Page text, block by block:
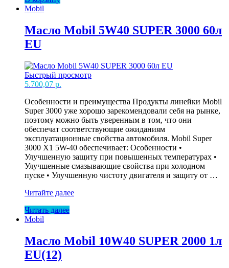
SUPER
1л
(208л)
EU
Mobil
Масло Mobil 5W40 SUPER 3000 60л
EU
Быстрый просмотр
5.700,07 р.
Особенности и преимущества Продукты линейки Mobil
Super 3000 уже хорошо зарекомендовали себя на рынке,
поэтому можно быть уверенным в том, что они
обеспечат соответствующие ожиданиям
эксплуатационные свойства автомобиля. Mobil Super
3000 X1 5W-40 обеспечивает: Особенности •
Улучшенную защиту при повышенных температурах •
Улучшенные смазывающие свойства при холодном
пуске • Улучшенную чистоту двигателя и защиту от …
Масло
5W40
SUPER
60л
EU
Читайте далее
Читать далее
Mobil
Масло Mobil 10W40 SUPER 2000 1л
EU(12)